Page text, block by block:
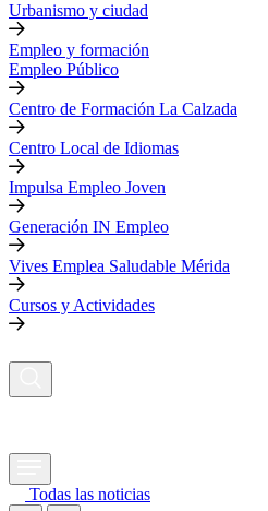
Urbanismo y ciudad
Empleo y formación
Empleo Público
Centro de Formación La Calzada
Centro Local de Idiomas
Impulsa Empleo Joven
Generación IN Empleo
Vives Emplea Saludable Mérida
Cursos y Actividades
Todas las noticias